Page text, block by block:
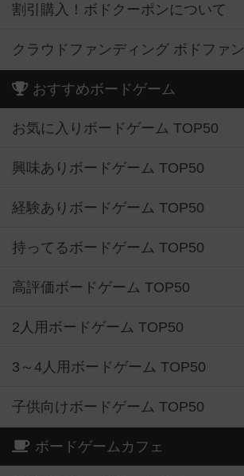
割引購入！ボドクーポンについて
クラウドファンディング ボドファン
おすすめボードゲーム
お気に入りボードゲーム TOP50
興味ありボードゲーム TOP50
経験ありボードゲーム TOP50
持ってるボードゲーム TOP50
高評価ボードゲーム TOP50
2人用ボードゲーム TOP50
3～4人用ボードゲーム TOP50
子供向けボードゲーム TOP50
ボードゲームカフェ